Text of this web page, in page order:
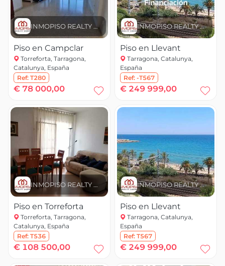
INMOPISO REALTY GROUP
Piso en Campclar
Torreforta, Tarragona,
Catalunya, España
Ref: T280
€ 78 000,00
INMOPISO REALTY GROUP
Piso en Llevant
Tarragona, Catalunya,
España
Ref: -T567
€ 249 999,00
INMOPISO REALTY GROUP
Piso en Torreforta
Torreforta, Tarragona,
Catalunya, España
Ref: T536
€ 108 500,00
INMOPISO REALTY GROUP
Piso en Llevant
Tarragona, Catalunya,
España
Ref: T567
€ 249 999,00